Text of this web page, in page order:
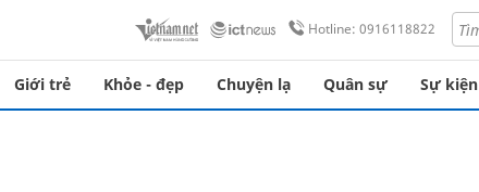
Hotline: 0916118822
Giới trẻ Khỏe - đẹp Chuyện lạ Quân sự Sự kiện